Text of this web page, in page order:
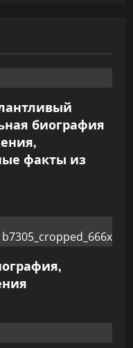
биография
факты из